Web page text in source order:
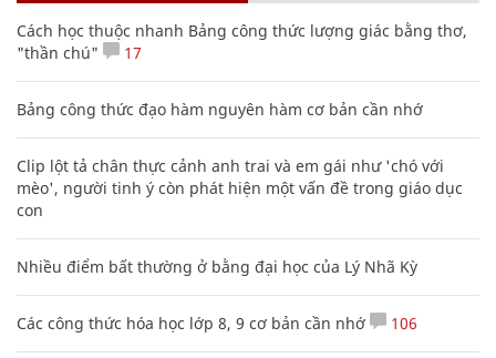
Cách học thuộc nhanh Bảng công thức lượng giác bằng thơ,
"thần chú"
17
Bảng công thức đạo hàm nguyên hàm cơ bản cần nhớ
Clip lột tả chân thực cảnh anh trai và em gái như 'chó với
mèo', người tinh ý còn phát hiện một vấn đề trong giáo dục
con
Nhiều điểm bất thường ở bằng đại học của Lý Nhã Kỳ
Các công thức hóa học lớp 8, 9 cơ bản cần nhớ 106